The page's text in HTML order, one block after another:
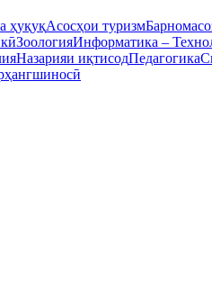
ҳуқуқАсосҳои туризм
ЗоологияИнформатика –
Назарияи иқтисодПедагогика